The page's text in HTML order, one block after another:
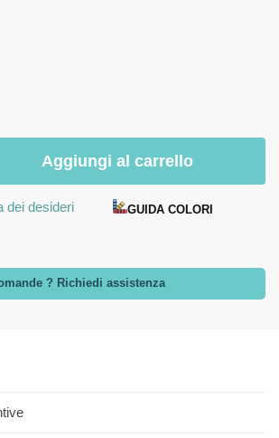
Aggiungi al carrello
dei desideri GUIDA COLORI
? Richiedi assistenza